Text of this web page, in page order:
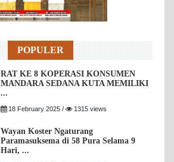
POPULER
RAT KE 8 KOPERASI KONSUMEN
MANDARA SEDANA KUTA MEMILIKI
...
18 February 2025 / 1315 views
Wayan Koster Ngaturang
Paramasuksema di 58 Pura Selama 9
Hari, ...